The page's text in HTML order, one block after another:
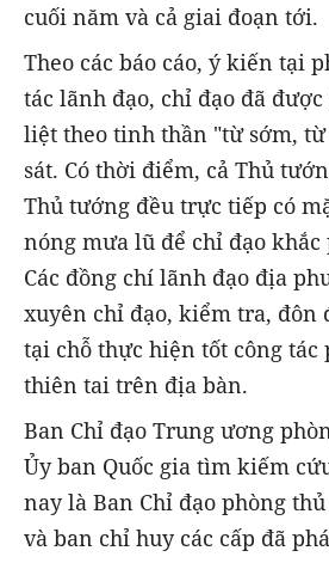
cuối năm và cả giai đoạn tới.
Theo các báo cáo, ý kiến tại
tác lãnh đạo, chỉ đạo đã
liệt theo tinh thần "từ sớm,
sát. Có thời điểm, cả Thủ
Thủ tướng đều trực tiếp có
nóng mưa lũ để chỉ đạo khắc
Các đồng chí lãnh đạo địa
xuyên chỉ đạo, kiểm tra, đôn
tại chỗ thực hiện tốt công tác
thiên tai trên địa bàn.
Ban Chỉ đạo Trung ương
Ủy ban Quốc gia tìm kiếm
nay là Ban Chỉ đạo phòng
và ban chỉ huy các cấp đã